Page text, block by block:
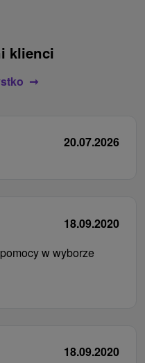
klienci
20.07.2026
18.09.2020
w wyborze
18.09.2020